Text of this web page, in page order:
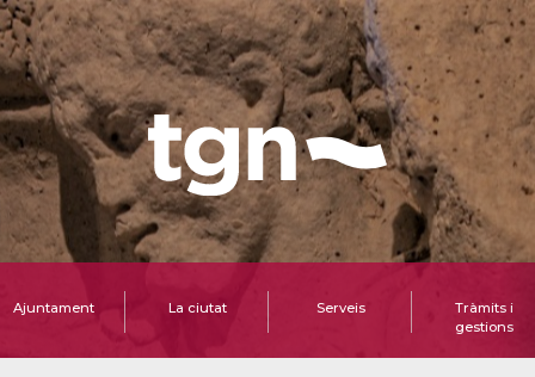
Ajuntament La ciutat Serveis
Tràmits i
gestions